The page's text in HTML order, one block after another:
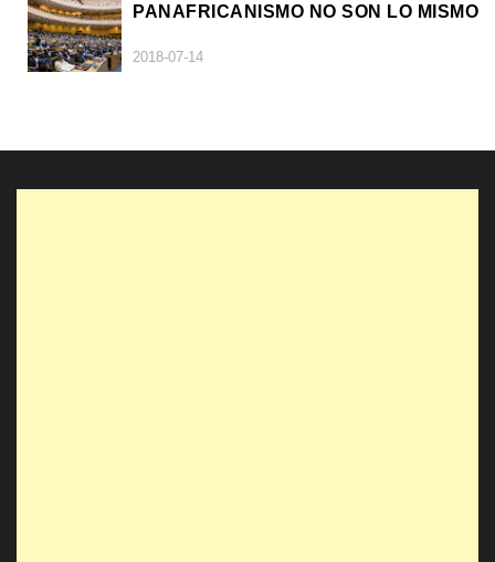
PANAFRICANISMO NO SON LO MISMO
2018-07-14